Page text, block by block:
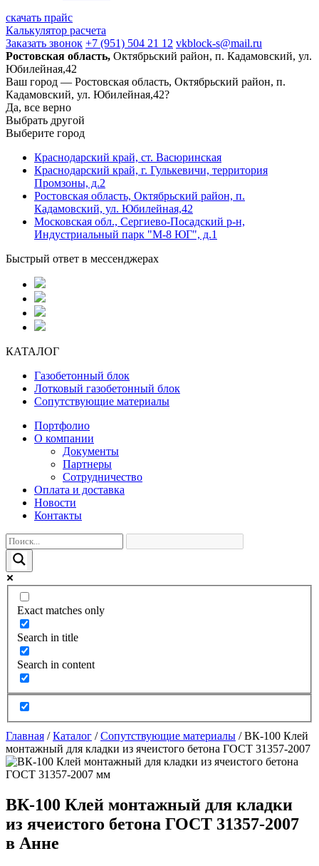
скачать прайс
Калькулятор расчета
Заказать звонок +7 (951) 504 21 12 vkblock-s@mail.ru
Ростовская область, Октябрьский район, п. Кадамовский, ул.
Юбилейная,42
Ваш город — Ростовская область, Октябрьский район, п.
Кадамовский, ул. Юбилейная,42?
Да, все верно
Выбрать другой
Выберите город
Краснодарский край, ст. Васюринская
Краснодарский край, г. Гулькевичи, территория
Промзоны, д.2
Ростовская область, Октябрьский район, п.
Кадамовский, ул. Юбилейная,42
Московская обл., Сергиево-Посадский р-н,
Индустриальный парк "М-8 ЮГ", д.1
Быстрый ответ в мессенджерах
КАТАЛОГ
Газобетонный блок
Лотковый газобетонный блок
Сопутствующие материалы
Портфолио
О компании
Документы
Партнеры
Сотрудничество
Оплата и доставка
Новости
Контакты
Exact matches only
Search in title
Search in content
Главная /Каталог /Сопутствующие материалы /ВК-100 Клей
монтажный для кладки из ячеистого бетона ГОСТ 31357-2007
ВК-100 Клей монтажный для кладки
из ячеистого бетона ГОСТ 31357-2007
в Анне